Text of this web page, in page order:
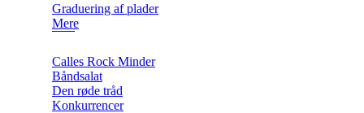
Graduering af plader
Mere
Calles Rock Minder
Båndsalat
Den røde tråd
Konkurrencer